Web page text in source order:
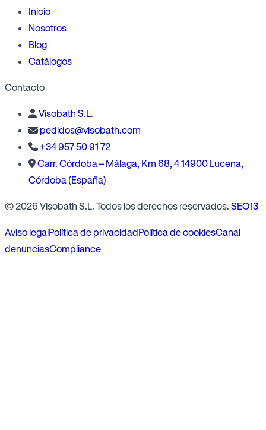
Inicio
Nosotros
Blog
Catálogos
Contacto
Visobath S.L.
pedidos@visobath.com
+34 957 50 91 72
Carr. Córdoba – Málaga, Km 68, 4 14900 Lucena,
Córdoba (España)
© 2026 Visobath S.L. Todos los derechos reservados. SEO13
Aviso legalPolítica de privacidadPolítica de cookiesCanal
denunciasCompliance